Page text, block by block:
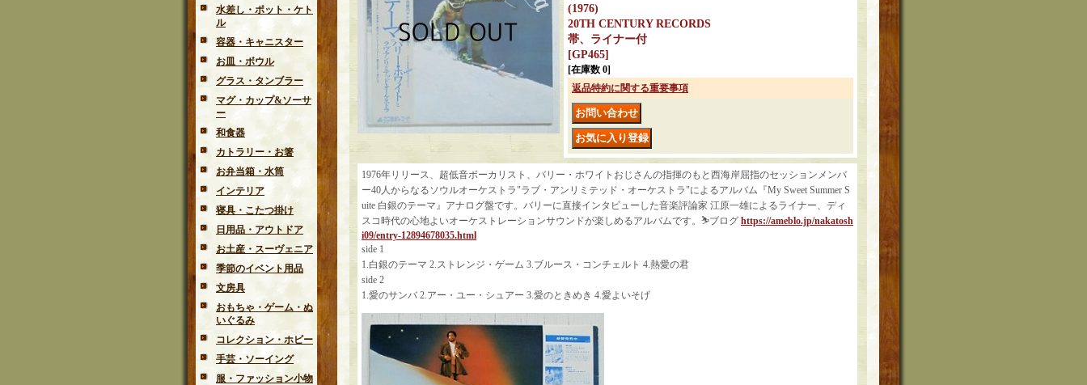
水差し・ポット・ケト
ル
容器・キャニスター
お皿・ボウル
グラス・タンブラー
マグ・カップ&ソーサ
ー
和食器
カトラリー・お箸
お弁当箱・水筒
インテリア
寝具・こたつ掛け
日用品・アウトドア
お土産・スーヴェニア
季節のイベント用品
文房具
おもちゃ・ゲーム・ぬ
いぐるみ
コレクション・ホビー
手芸・ソーイング
服・ファッション小物
(1976)
20TH CENTURY RECORDS
帯、ライナー付
[GP465]
[在庫数 0]
返品特約に関する重要事項
1976年リリース、超低音ボーカリスト、バリー・ホワイトおじさんの指揮のもと西海岸屈指のセッションメンバ
ー40人からなるソウルオーケストラ"ラブ・アンリミテッド・オーケストラ"によるアルバム『My Sweet Summer S
uite 白銀のテーマ』アナログ盤です。バリーに直接インタビューした音楽評論家 江原一雄によるライナー、ディ
スコ時代の心地よいオーケストレーションサウンドが楽しめるアルバムです。⛷ブログ https://ameblo.jp/nakatosh
i09/entry-12894678035.html
side 1
1.白銀のテーマ 2.ストレンジ・ゲーム 3.ブルース・コンチェルト 4.熱愛の君
side 2
1.愛のサンバ 2.アー・ユー・シュアー 3.愛のときめき 4.愛よいそげ